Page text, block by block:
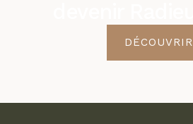
DÉCOUVRIR